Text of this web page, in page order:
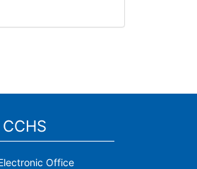
CCHS
Office